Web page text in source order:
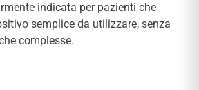
indicata per pazienti che
semplice da utilizzare, senza
complesse.